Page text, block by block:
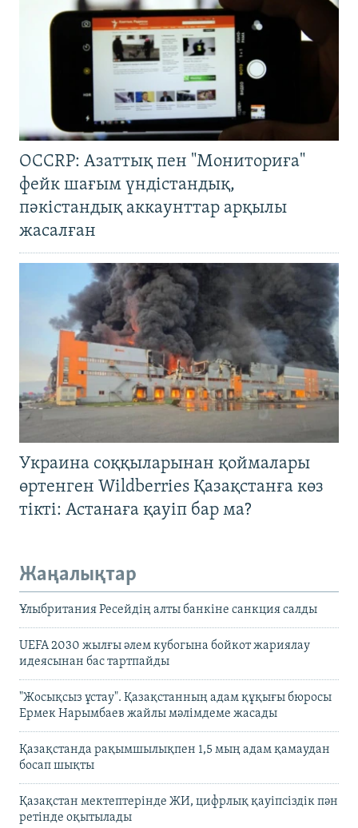
OCCRP: Азаттық пен "Мониториға"
фейк шағым үндістандық,
пәкістандық аккаунттар арқылы
жасалған
Украина соққыларынан қоймалары
өртенген Wildberries Қазақстанға көз
тікті: Астанаға қауіп бар ма?
Жаңалықтар
Ұлыбритания Ресейдің алты банкіне санкция салды
UEFA 2030 жылғы әлем кубогына бойкот жариялау
идеясынан бас тартпайды
"Жосықсыз ұстау". Қазақстанның адам құқығы бюросы
Ермек Нарымбаев жайлы мәлімдеме жасады
Қазақстанда рақымшылықпен 1,5 мың адам қамаудан
босап шықты
Қазақстан мектептерінде ЖИ, цифрлық қауіпсіздік пән
ретінде оқытылады